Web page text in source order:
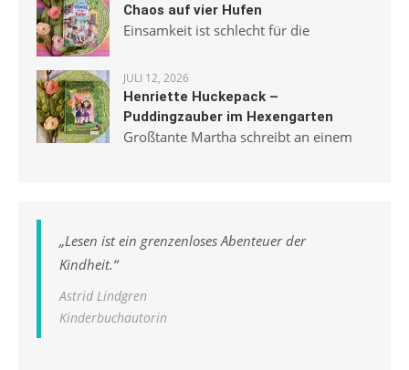
Chaos auf vier Hufen
Einsamkeit ist schlecht für die
JULI 12, 2026
Henriette Huckepack –
Puddingzauber im Hexengarten
Großtante Martha schreibt an einem
„Lesen ist ein grenzenloses Abenteuer der
Kindheit.“
Astrid Lindgren
Kinderbuchautorin